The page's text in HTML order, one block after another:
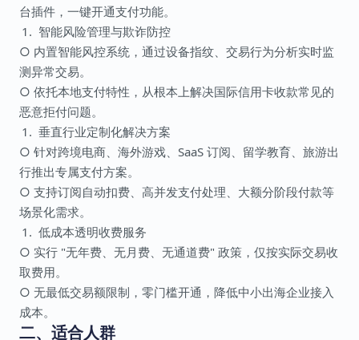
台插件，一键开通支付功能。
智能风险管理与欺诈防控
○ 内置智能风控系统，通过设备指纹、交易行为分析实时监
测异常交易。
○ 依托本地支付特性，从根本上解决国际信用卡收款常见的
恶意拒付问题。
垂直行业定制化解决方案
○ 针对跨境电商、海外游戏、SaaS 订阅、留学教育、旅游出
行推出专属支付方案。
○ 支持订阅自动扣费、高并发支付处理、大额分阶段付款等
场景化需求。
低成本透明收费服务
○ 实行 "无年费、无月费、无通道费" 政策，仅按实际交易收
取费用。
○ 无最低交易额限制，零门槛开通，降低中小出海企业接入
成本。
二、适合人群